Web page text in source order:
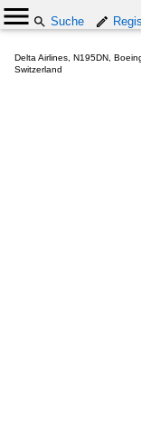
Suche
Delta Airlines, N195DN,
Switzerland